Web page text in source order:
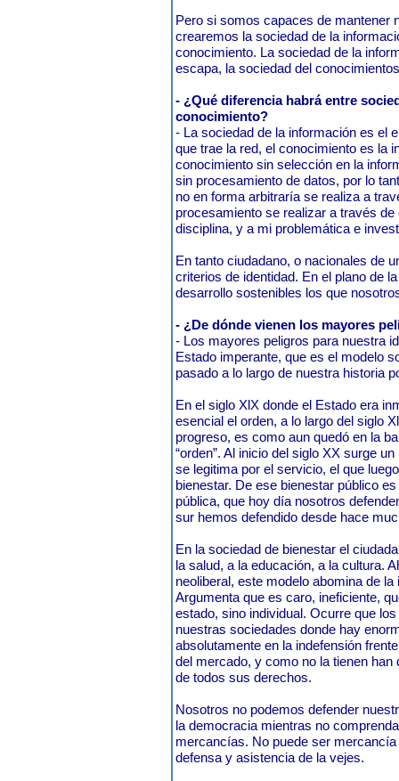
Pero si somos capaces de mantener
crearemos la sociedad de la
conocimiento. La sociedad de la
escapa, la sociedad del
- ¿Qué diferencia habrá entre
conocimiento?
- La sociedad de la información es el
que trae la red, el conocimiento es la
conocimiento sin selección en la
sin procesamiento de datos, por lo
no en forma arbitraría se realiza a
procesamiento se realizar a través
disciplina, y a mi problemática e
En tanto ciudadano, o nacionales de
criterios de identidad. En el plano de
desarrollo sostenibles los que
- ¿De dónde vienen los mayores
- Los mayores peligros para nuestra
Estado imperante, que es el modelo
pasado a lo largo de nuestra historia
En el siglo XlX donde el Estado era
esencial el orden, a lo largo del siglo
progreso, es como aun quedó en la
“orden”. Al inicio del siglo XX surge
se legitima por el servicio, el que
bienestar. De ese bienestar público
pública, que hoy día nosotros
sur hemos defendido desde hace
En la sociedad de bienestar el
la salud, a la educación, a la cultura.
neoliberal, este modelo abomina de
Argumenta que es caro, ineficiente,
estado, sino individual. Ocurre que
nuestras sociedades donde hay
absolutamente en la indefensión
del mercado, y como no la tienen han
de todos sus derechos.
Nosotros no podemos defender
la democracia mientras no
mercancías. No puede ser
defensa y asistencia de la vejes.